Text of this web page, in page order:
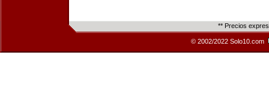
** Precios
© 2002/2022 Solo10.com